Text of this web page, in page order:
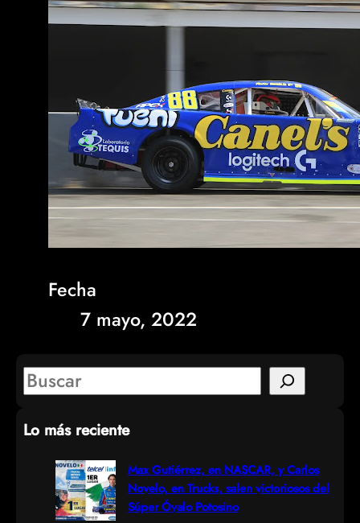
Fecha
7 mayo, 2022
S
a
Lo más reciente
Max Gutiérrez, en NASCAR, y Carlos
Novelo, en Trucks, salen victoriosos del
Súper Óvalo Potosino